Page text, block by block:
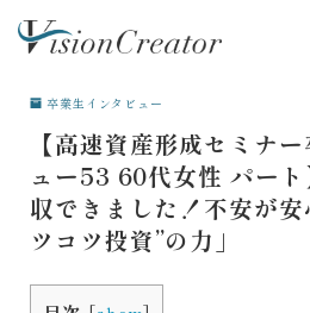
COMPANY 会社について
ACTIVITY 活動
卒業生インタビュー
【高速資産形成セミナ
ュー53 60代女性 パー
収できました！不安が安
ツコツ投資”の力」